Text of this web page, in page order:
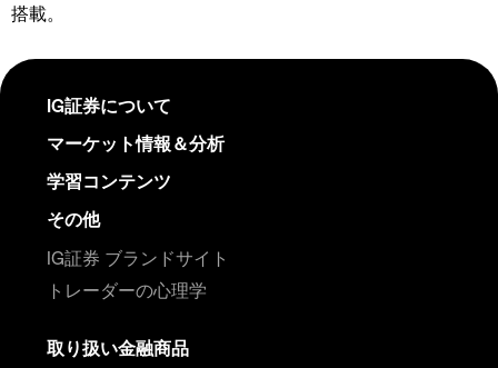
搭載。
IG証券について
マーケット情報＆分析
学習コンテンツ
その他
IG証券 ブランドサイト
トレーダーの心理学
取り扱い金融商品